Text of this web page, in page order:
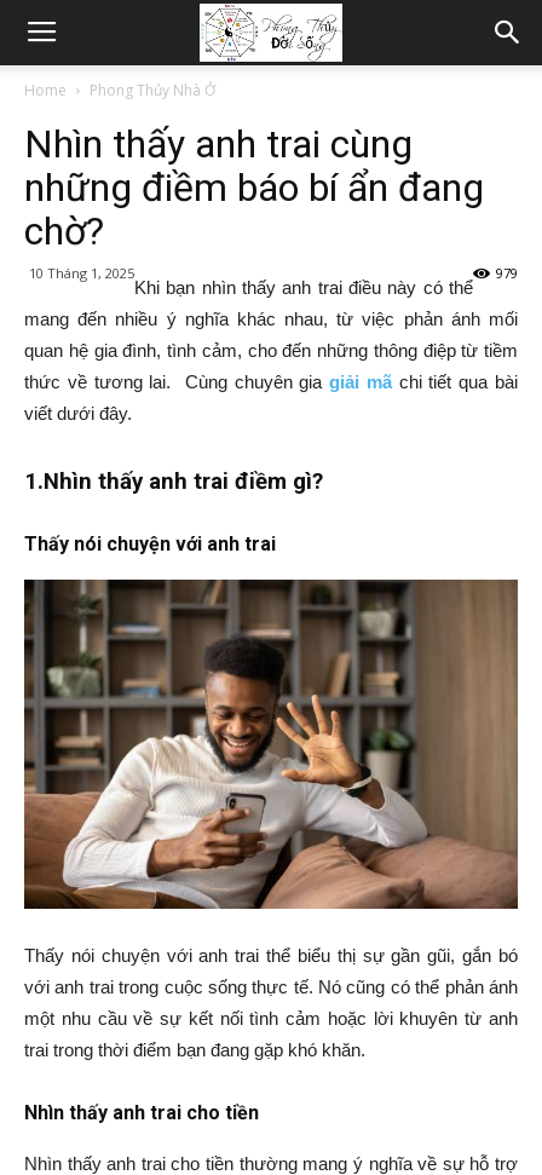
Home Phong Thủy Nhà Ở
Nhìn thấy anh trai cùng
những điềm báo bí ẩn đang
chờ?
10 Tháng 1, 2025 979
Khi bạn nhìn thấy anh trai điều này có thể
mang đến nhiều ý nghĩa khác nhau, từ việc phản ánh mối
quan hệ gia đình, tình cảm, cho đến những thông điệp từ tiềm
thức về tương lai. Cùng chuyên giagiải mãchi tiết qua bài
viết dưới đây.
1.Nhìn thấy anh trai điềm gì?
Thấy nói chuyện với anh trai
Thấy nói chuyện với anh trai thể biểu thị sự gần gũi, gắn bó
với anh trai trong cuộc sống thực tế. Nó cũng có thể phản ánh
một nhu cầu về sự kết nối tình cảm hoặc lời khuyên từ anh
trai trong thời điểm bạn đang gặp khó khăn.
Nhìn thấy anh trai cho tiền
Nhìn thấy anh trai cho tiền thường mang ý nghĩa về sự hỗ trợ